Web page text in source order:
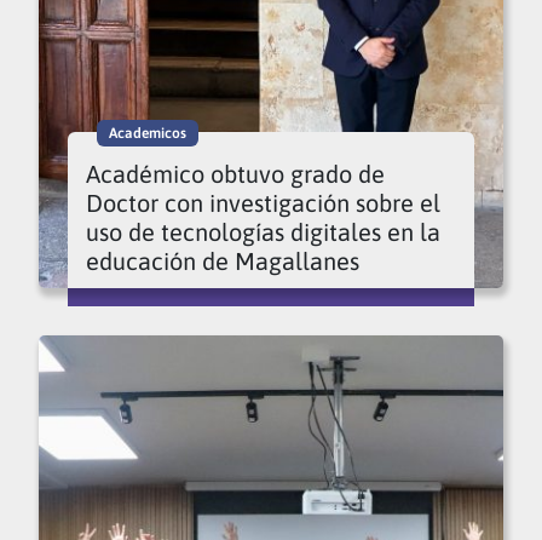
Academicos
Académico obtuvo grado de
Doctor con investigación sobre el
uso de tecnologías digitales en la
educación de Magallanes